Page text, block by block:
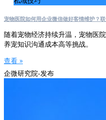
宠物医院如何用企业微信做好客情维护？
随着宠物经济持续升温，宠物医
养宠知识沟通成本高等挑战。
查看 »
企微研究院-发布